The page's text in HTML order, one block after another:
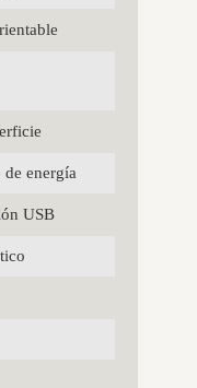
energía
USB